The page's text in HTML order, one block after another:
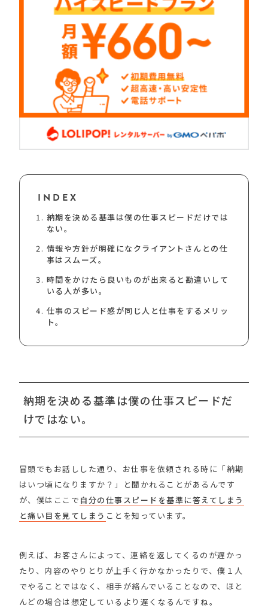
INDEX
納期を決める基準は僕の仕事スピードだけでは
ない。
情報や方針が明確になクライアントさんとの仕
事はスムーズ。
時間をかけたら良いものが出来ると勘違いして
いる人が多い。
仕事のスピード感が同じ人と仕事をするメリッ
ト。
納期を決める基準は僕の仕事スピードだ
けではない。
冒頭でもお話しした通り、お仕事を依頼される時に「納期
はいつ頃になりますか？」と聞かれることがあるんです
が、僕はここで 自分の仕事スピードを基準に答えてしまう
と痛い目を見てしまう ことを知っています。
例えば、お客さんによって、連絡を返してくるのが遅かっ
たり、内容のやりとりが上手く行かなかったりで、僕１人
でやることではなく、相手が絡んでいることなので、ほと
んどの場合は想定しているより遅くなるんですね。